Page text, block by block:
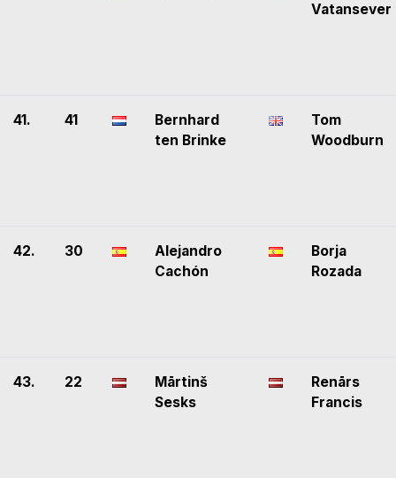
Vatansever
41. 41
Bernhard
ten Brinke
Tom
Woodburn
42. 30
Alejandro
Cachón
Borja
Rozada
43. 22
Mārtinš
Sesks
Renārs
Francis